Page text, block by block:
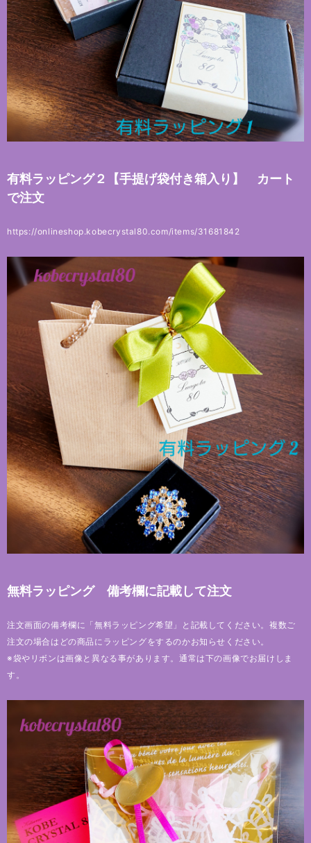
有料ラッピング２【手提げ袋付き箱入り】 カート
で注文
https://onlineshop.kobecrystal80.com/items/31681842
無料ラッピング 備考欄に記載して注文
注文画面の備考欄に「無料ラッピング希望」と記載してください。複数ご
注文の場合はどの商品にラッピングをするのかお知らせください。
※袋やリボンは画像と異なる事があります。通常は下の画像でお届けしま
す。